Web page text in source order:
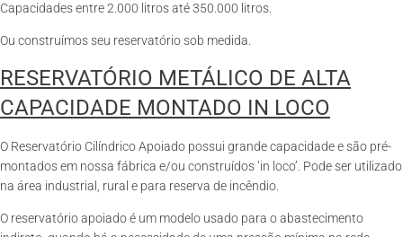
Capacidades entre 2.000 litros até 350.000 litros.
Ou construímos seu reservatório sob medida.
RESERVATÓRIO METÁLICO DE ALTA
CAPACIDADE MONTADO IN LOCO
O Reservatório Cilíndrico Apoiado possui grande capacidade e são pré-
montados em nossa fábrica e/ou construídos ‘in loco’. Pode ser utilizado
na área industrial, rural e para reserva de incêndio.
O reservatório apoiado é um modelo usado para o abastecimento